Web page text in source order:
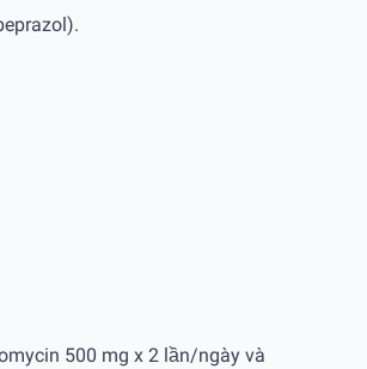
500 mg x 2 lần/ngày và